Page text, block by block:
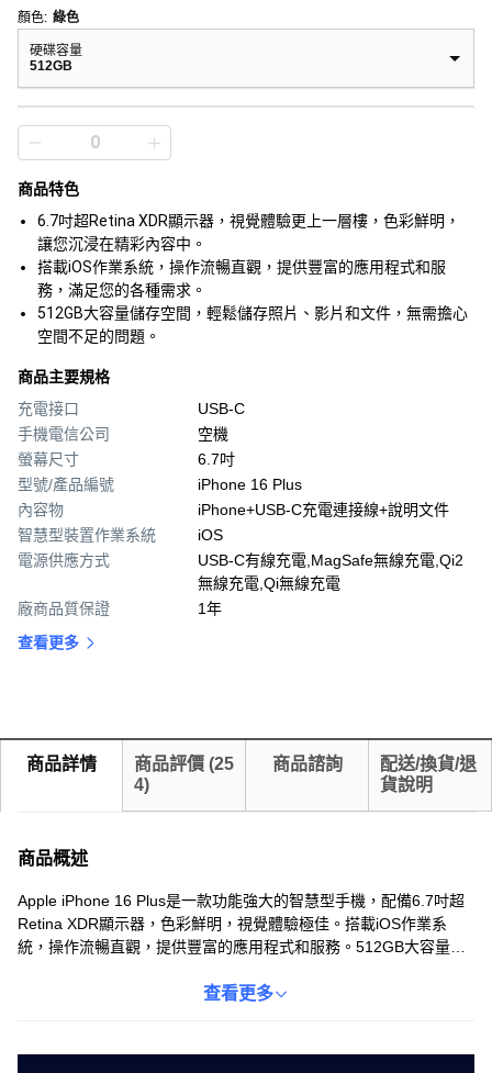
顏色: 綠色
硬碟容量
512GB
商品特色
6.7吋超Retina XDR顯示器，視覺體驗更上一層樓，色彩鮮明，
讓您沉浸在精彩內容中。
搭載iOS作業系統，操作流暢直觀，提供豐富的應用程式和服
務，滿足您的各種需求。
512GB大容量儲存空間，輕鬆儲存照片、影片和文件，無需擔心
空間不足的問題。
商品主要規格
充電接口
USB-C
手機電信公司
空機
螢幕尺寸
6.7吋
型號/產品編號
iPhone 16 Plus
內容物
iPhone+USB‑C充電連接線+說明文件
智慧型裝置作業系統
iOS
電源供應方式
USB-C有線充電,MagSafe無線充電,Qi2
無線充電,Qi無線充電
廠商品質保證
1年
查看更多
商品詳情 商品評價 (25
4)
商品諮詢
配送/換貨/退
貨說明
商品概述
Apple iPhone 16 Plus是一款功能強大的智慧型手機，配備6.7吋超
Retina XDR顯示器，色彩鮮明，視覺體驗極佳。搭載iOS作業系
統，操作流暢直觀，提供豐富的應用程式和服務。512GB大容量儲
的獨特品味。支援5G行動網路，享受高速網路體驗。原廠保固一
查看更多